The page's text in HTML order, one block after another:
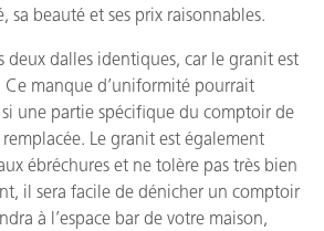
sa beauté et ses prix raisonnables.
deux dalles identiques, car le granit est
manque d’uniformité pourrait
une partie spécifique du comptoir de
Le granit est également
ébréchures et ne tolère pas très bien
il sera facile de dénicher un comptoir
à l’espace bar de votre maison,